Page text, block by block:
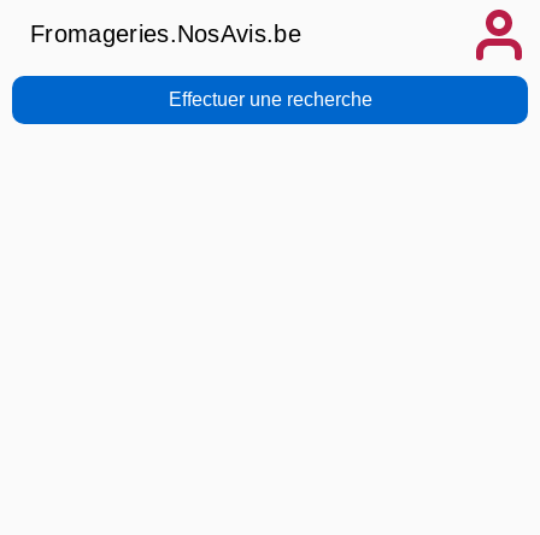
Fromageries.NosAvis.be
Effectuer une recherche